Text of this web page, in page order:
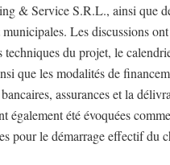
& Service S.R.L., ainsi que
Les discussions
techniques du projet, le
que les modalités de
assurances et la
également été évoquées
pour le démarrage effectif du